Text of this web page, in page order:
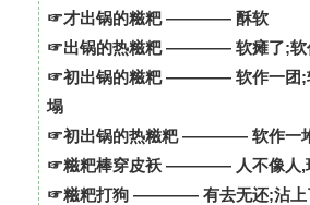
☞才出锅的糍粑 ———— 酥软
☞出锅的热糍粑 ———— 软瘫了;软
☞初出锅的糍粑 ———— 软作一团;
塌
☞初出锅的热糍粑 ———— 软作一
☞糍粑棒穿皮袄 ———— 人不像人,
☞糍粑打狗 ———— 有去无还;沾上